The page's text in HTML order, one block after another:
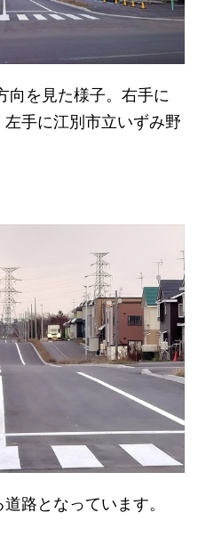
向を見た様子。右手に
手に江別市立いずみ野
路となっています。